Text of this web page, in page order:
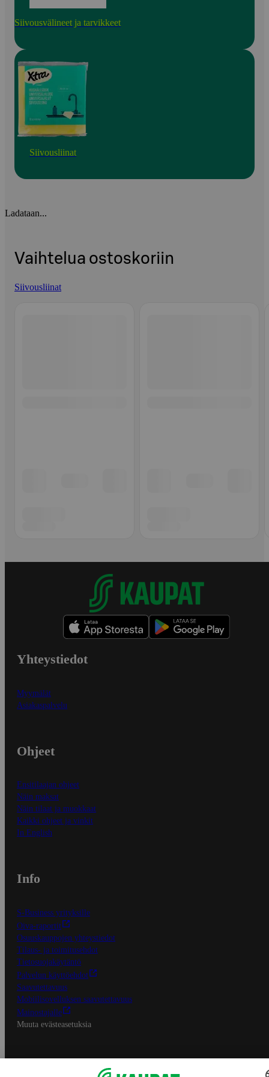
Siivousvälineet ja tarvikkeet
Siivousliinat
Ladataan...
Vaihtelua ostoskoriin
Siivousliinat
Yhteystiedot
Myymälät
Asiakaspalvelu
Ohjeet
Ensitilaajan ohjeet
Näin maksat
Näin tilaat ja muokkaat
Kaikki ohjeet ja vinkit
In English
Info
S-Business yrityksille
Oiva-raportit
Osuuskauppojen yhteystiedot
Tilaus- ja toimitusehdot
Tietosuojakäytäntö
Palvelun käyttöehdot
Saavutettavuus
Mobiilisovelluksen saavutettavuus
Mainostajalle
Muuta evästeasetuksia
S-ryhmän palvelut